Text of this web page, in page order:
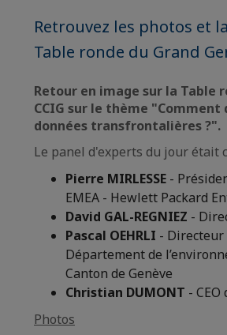
Retrouvez les photos et
Table ronde du Grand
Retour en image sur la Table
CCIG sur le thème
données transfrontalières ?".
Le panel d'experts du jour était
Pierre MIRLESSE -
EMEA - Hewlett Packard
David GAL-REGNIEZ -
Pascal OEHRLI - Directeur
Département de
Canton de Genève
Christian DUMONT - CEO
Photos